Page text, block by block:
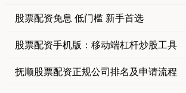
股票配资免息 低门槛 新手首选
股票配资手机版：移动端杠杆炒股工具
抚顺股票配资正规公司排名及申请流程